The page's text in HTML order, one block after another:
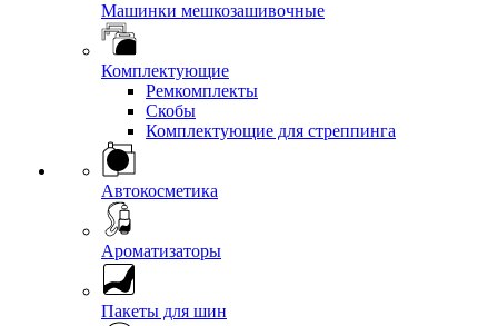
Машинки мешкозашивочные
Комплектующие
Ремкомплекты
Скобы
Комплектующие для стреппинга
Автокосметика
Ароматизаторы
Пакеты для шин